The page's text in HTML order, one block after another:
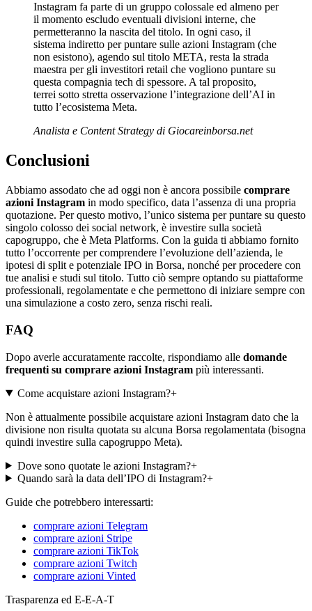
Instagram fa parte di un gruppo colossale ed almeno per
il momento escludo eventuali divisioni interne, che
permetteranno la nascita del titolo. In ogni caso, il
sistema indiretto per puntare sulle azioni Instagram (che
non esistono), agendo sul titolo META, resta la strada
maestra per gli investitori retail che vogliono puntare su
questa compagnia tech di spessore. A tal proposito,
terrei sotto stretta osservazione l’integrazione dell’AI in
tutto l’ecosistema Meta.
Analista e Content Strategy di Giocareinborsa.net
Conclusioni
Abbiamo assodato che ad oggi non è ancora possibile comprare
azioni Instagram in modo specifico, data l’assenza di una propria
quotazione. Per questo motivo, l’unico sistema per puntare su questo
singolo colosso dei social network, è investire sulla società
capogruppo, che è Meta Platforms. Con la guida ti abbiamo fornito
tutto l’occorrente per comprendere l’evoluzione dell’azienda, le
ipotesi di split e potenziale IPO in Borsa, nonché per procedere con
tue analisi e studi sul titolo. Tutto ciò sempre optando su piattaforme
professionali, regolamentate e che permettono di iniziare sempre con
una simulazione a costo zero, senza rischi reali.
FAQ
Dopo averle accuratamente raccolte, rispondiamo alle domande
frequenti su comprare azioni Instagram più interessanti.
Come acquistare azioni Instagram?+
Non è attualmente possibile acquistare azioni Instagram dato che la
divisione non risulta quotata su alcuna Borsa regolamentata (bisogna
quindi investire sulla capogruppo Meta).
Dove sono quotate le azioni Instagram?+
Quando sarà la data dell’IPO di Instagram?+
Guide che potrebbero interessarti:
comprare azioni Telegram
comprare azioni Stripe
comprare azioni TikTok
comprare azioni Twitch
comprare azioni Vinted
Trasparenza ed E-E-A-T